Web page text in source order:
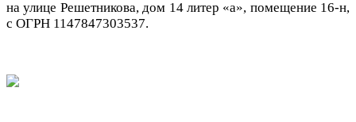
на улице Решетникова, дом 14 литер «а», помещение 16-н,
с ОГРН 1147847303537.